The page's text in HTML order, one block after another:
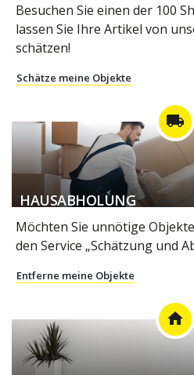
Besuchen Sie einen der 100
lassen Sie Ihre Artikel von
schätzen!
Schätze meine Objekte
local_shipping
HAUSABHOLUNG
Möchten Sie unnötige
den Service „Schätzung und
Entferne meine Objekte
home